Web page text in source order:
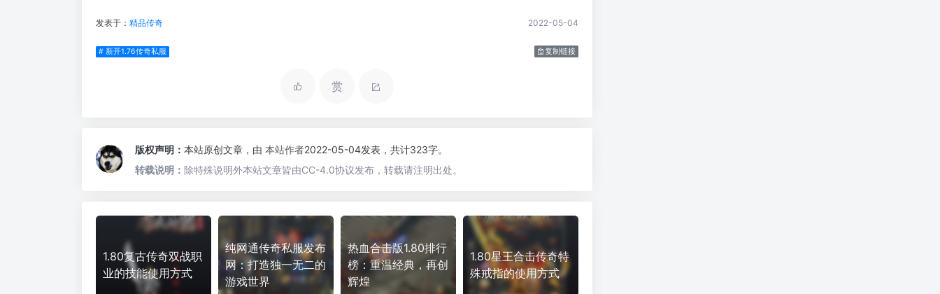
发表于： 精品传奇 2022-05-04
# 新开1.76传奇私服 复制链接
赏
版权声明： 本站原创文章，由 本站作者2022-05-04发表，共计323字。
转载说明： 除特殊说明外本站文章皆由CC-4.0协议发布，转载请注明出处。
1.80复古传奇双战职
业的技能使用方式
纯网通传奇私服发布
网：打造独一无二的
游戏世界
热血合击版1.80排行
榜：重温经典，再创
辉煌
1.80星王合击传奇特
殊戒指的使用方式